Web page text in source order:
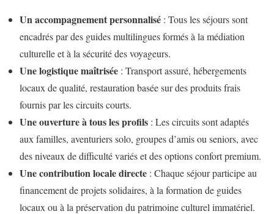
Un accompagnement personnalisé : Tous les séjours sont
encadrés par des guides multilingues formés à la médiation
culturelle et à la sécurité des voyageurs.
Une logistique maîtrisée : Transport assuré, hébergements
locaux de qualité, restauration basée sur des produits frais
fournis par les circuits courts.
Une ouverture à tous les profils : Les circuits sont adaptés
aux familles, aventuriers solo, groupes d’amis ou seniors, avec
des niveaux de difficulté variés et des options confort premium.
Une contribution locale directe : Chaque séjour participe au
financement de projets solidaires, à la formation de guides
locaux ou à la préservation du patrimoine culturel immatériel.